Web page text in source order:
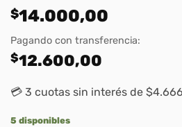
$14.000,00
Pagando con transferencia:
$12.600,00
💳 3 cuotas sin interés de
5 disponibles